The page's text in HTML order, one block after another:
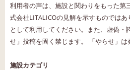
利用者の声は、施設と関わりをもった第
式会社LITALICOの見解を示すものでは
として利用してください。また、虚偽・
せ」投稿を固く禁じます。 「やらせ」は
施設カテゴリ